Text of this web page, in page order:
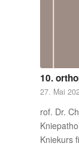
10.
27. Mai
rof. Dr.
Kniekurs